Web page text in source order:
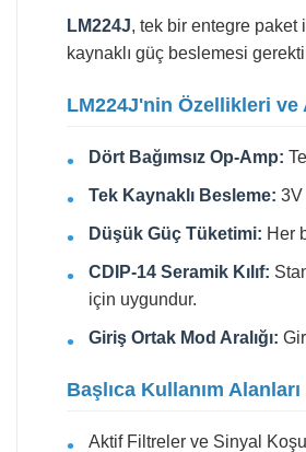
LM224J, tek bir entegre paket
kaynaklı güç beslemesi
LM224J'nin Özellikleri ve
Dört Bağımsız Op-Amp:
Tek Kaynaklı Besleme: 3V
Düşük Güç Tüketimi: Her
CDIP-14 Seramik Kılıf:
için uygundur.
Giriş Ortak Mod Aralığı:
Başlıca Kullanım Alanları
Aktif Filtreler ve Sinyal